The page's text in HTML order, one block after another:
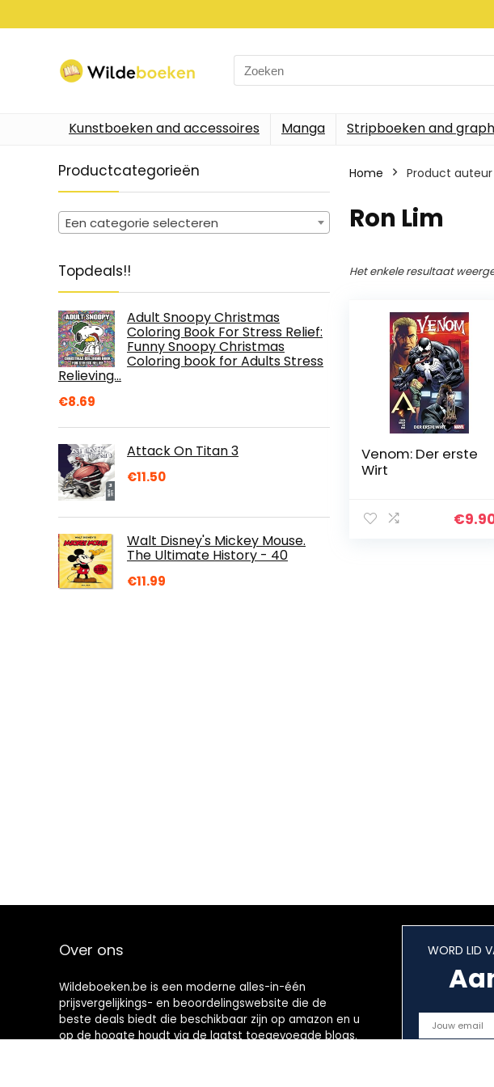
Search
for:
Kunstboeken and accessoires Manga Stripboeken and
Productcategorieën
Een categorie selecteren
Topdeals!!
Adult Snoopy Christmas
Coloring Book For Stress Relief:
Funny Snoopy Christmas
Coloring book for Adults Stress
Relieving…
€8.69
Attack On Titan 3
€11.50
Walt Disney's Mickey Mouse.
The Ultimate History - 40
€11.99
Home Product auteur
Ron Lim
Het enkele resultaat
Venom: Der erste
Wirt
€
Over ons
Wildeboeken.be is een moderne alles-in-één
prijsvergelijkings- en beoordelingswebsite die de
beste deals biedt die beschikbaar zijn op amazon en u
op de hoogte houdt via de laatst toegevoegde blogs.
WORD LID